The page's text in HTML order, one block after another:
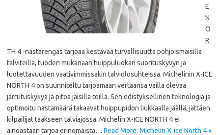
E
N
O
R
TH 4 -nastarengas tarjoaa kestävää turvallisuutta pohjoismaisilla
talviteillä, tuoden mukanaan huippuluokan suorituskyvyn ja
luotettavuuden vaativimmissakin talviolosuhteissa. Michelinin X-ICE
NORTH 4 on suunniteltu tarjoamaan vertaansa vailla olevaa
jarrutuskykyä ja pitoa jäisillä teillä. Sen edistyksellinen teknologia ja
optimoitu nastamäärä takaavat huippupidon liukkaalla jäällä, jättäen
kilpailijat taakseen talviajossa. Michelin X-ICE NORTH 4 ei
ainoastaan tarjoa erinomaista… Read More: Michelin X-ice North 4 »